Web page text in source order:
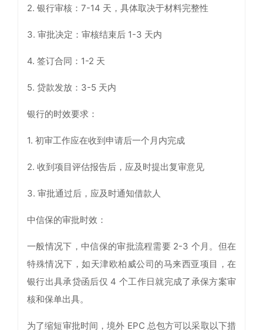
2. 银行审核：7-14 天，具体取决于材料完整性
3. 审批决定：审核结束后 1-3 天内
4. 签订合同：1-2 天
5. 贷款发放：3-5 天内
银行的时效要求：
1. 初审工作应在收到申请后一个月内完成
2. 收到项目评估报告后，应及时提出复审意见
3. 审批通过后，应及时通知借款人
中信保的审批时效：
一般情况下，中信保的审批流程需要 2-3 个月。但在
特殊情况下，如天津欧柏威公司的马来西亚项目，在
银行出具承贷函后仅 4 个工作日就完成了承保方案审
核和保单出具。
为了缩短审批时间，境外 EPC 总包方可以采取以下措